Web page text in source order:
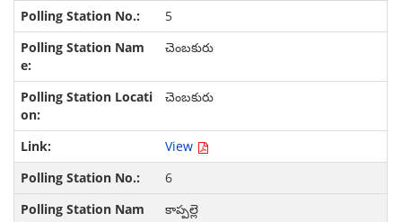
5
చెంబకురు
చెంబకురు
View
6
కాప్పల్లె